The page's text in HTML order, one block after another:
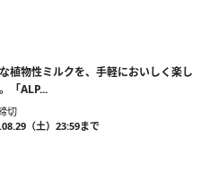
植物性ミルクを、手軽においしく楽し
「ALP...
切
（土）23:59まで